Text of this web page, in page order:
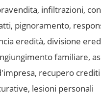
infiltrazioni,
pignoramento,
eredità, divisione
familiare,
recupero crediti
lesioni personali